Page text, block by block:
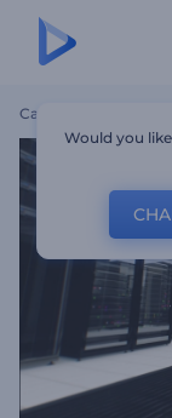
Casa
Would you